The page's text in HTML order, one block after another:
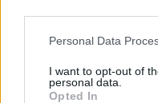
negar su consentimiento.
de su consentimiento,
rechazar tal
Personal Data
I want to opt-out of
personal data.
Opted In